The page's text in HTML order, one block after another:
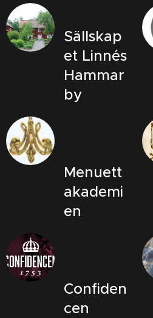
Sällskap
et Linnés
Hammar
by
Menuett
akademi
en
Confiden
cen